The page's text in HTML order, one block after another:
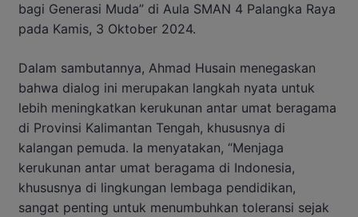
bagi Generasi Muda” di Aula SMAN 4 Palangka Raya
pada Kamis, 3 Oktober 2024.
Dalam sambutannya, Ahmad Husain menegaskan
bahwa dialog ini merupakan langkah nyata untuk
lebih meningkatkan kerukunan antar umat beragama
di Provinsi Kalimantan Tengah, khususnya di
kalangan pemuda. Ia menyatakan, “Menjaga
kerukunan antar umat beragama di Indonesia,
khususnya di lingkungan lembaga pendidikan,
sangat penting untuk menumbuhkan toleransi sejak